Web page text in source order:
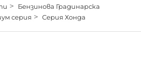
>
Бензинова Градинарска
серия > Серия Хонда